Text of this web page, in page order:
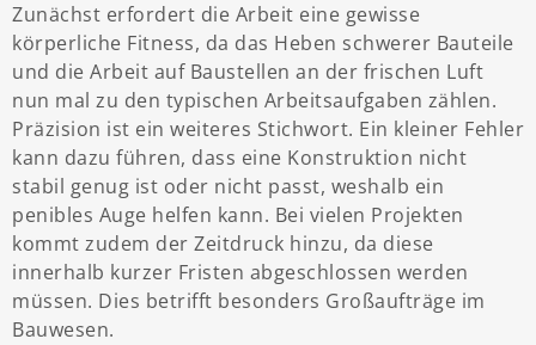
Zunächst erfordert die Arbeit eine gewisse
körperliche Fitness, da das Heben schwerer Bauteile
und die Arbeit auf Baustellen an der frischen Luft
nun mal zu den typischen Arbeitsaufgaben zählen.
Präzision ist ein weiteres Stichwort. Ein kleiner Fehler
kann dazu führen, dass eine Konstruktion nicht
stabil genug ist oder nicht passt, weshalb ein
penibles Auge helfen kann. Bei vielen Projekten
kommt zudem der Zeitdruck hinzu, da diese
innerhalb kurzer Fristen abgeschlossen werden
müssen. Dies betrifft besonders Großaufträge im
Bauwesen.